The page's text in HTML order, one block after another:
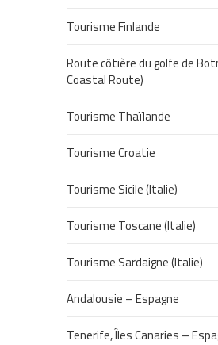
Tourisme Finlande
Route côtière du golfe de
Coastal Route)
Tourisme Thaïlande
Tourisme Croatie
Tourisme Sicile (Italie)
Tourisme Toscane (Italie)
Tourisme Sardaigne (Italie)
Andalousie – Espagne
Tenerife, Îles Canaries –